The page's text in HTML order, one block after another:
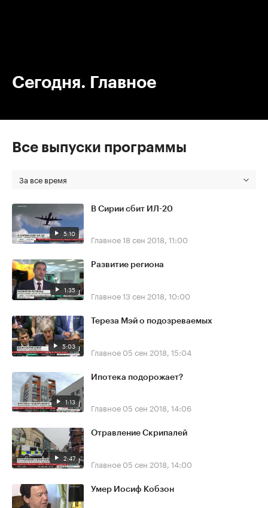
Сегодня. Главное
Все выпуски программы
За все время
5:10
В Сирии сбит ИЛ-20
Главное18 сен 2018, 11:00
1:35
Развитие региона
Главное13 сен 2018, 10:00
5:03
Тереза Мэй о подозреваемых
Главное 05 сен 2018, 15:04
1:13
Ипотека подорожает?
Главное 05 сен 2018, 14:06
2:47
Отравление Скрипалей
Главное 05 сен 2018, 14:00
Умер Иосиф Кобзон